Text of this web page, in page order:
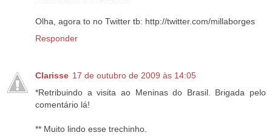
Olha, agora to no Twitter tb: http://twitter.com/millaborges
Responder
Clarisse 17 de outubro de 2009 às 14:05
*Retribuindo a visita ao Meninas do Brasil. Brigada pelo
comentário lá!
** Muito lindo esse trechinho.